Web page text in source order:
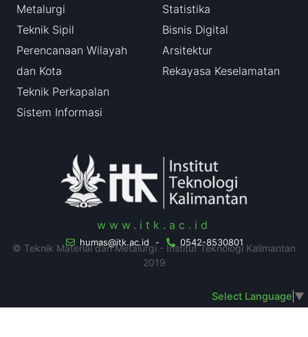
Metalurgi
Teknik Sipil
Perencanaan Wilayah
dan Kota
Teknik Perkapalan
Sistem Informasi
Statistika
Bisnis Digital
Arsitektur
Rekayasa Keselamatan
www.itk.ac.id
humas@itk.ac.id - 0542-8530801
© Teknik Material dan Metalurgi - Institut Teknologi Kalimantan
2019
Select Language ▼